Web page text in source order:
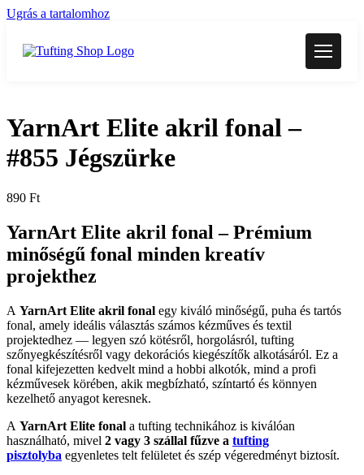
Ugrás a tartalomhoz
YarnArt Elite akril fonal –
#855 Jégszürke
890 Ft
YarnArt Elite akril fonal –Prémium
minőségű fonal minden kreatív
projekthez
A YarnArt Elite akril fonal egy kiváló minőségű, puha és tartós
fonal, amely ideális választás számos kézműves és textil
projektedhez — legyen szó kötésről, horgolásról, tufting
szőnyegkészítésről vagy dekorációs kiegészítők alkotásáról. Ez a
fonal kifejezetten kedvelt mind a hobbi alkotók, mind a profi
kézművesek körében, akik megbízható, színtartó és könnyen
kezelhető anyagot keresnek.
A YarnArt Elite fonal a tufting technikához is kiválóan
használható, mivel 2 vagy 3 szállal fűzve a tufting
pisztolyba egyenletes telt felületet és szép végeredményt biztosít.